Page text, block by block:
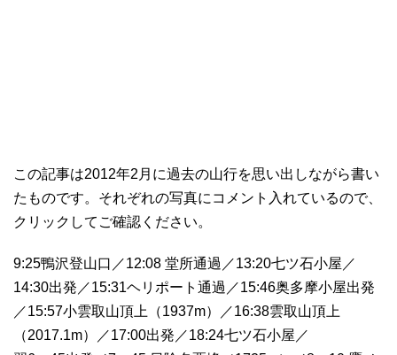
この記事は2012年2月に過去の山行を思い出しながら書い
たものです。それぞれの写真にコメント入れているので、
クリックしてご確認ください。
9:25鴨沢登山口／12:08 堂所通過／13:20七ツ石小屋／
14:30出発／15:31ヘリポート通過／15:46奥多摩小屋出発
／15:57小雲取山頂上（1937m）／16:38雲取山頂上
（2017.1m）／17:00出発／18:24七ツ石小屋／